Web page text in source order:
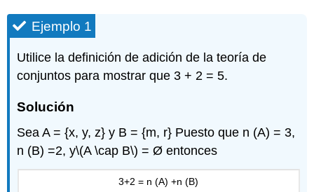
Ejemplo 1
Utilice la definición de adición de la teoría de
conjuntos para mostrar que 3 + 2 = 5.
Solución
Sea A = {x, y, z} y B = {m, r} Puesto que n (A) = 3,
n (B) =2, y\(A \cap B\) = Ø entonces
3+2 = n (A) +n (B)